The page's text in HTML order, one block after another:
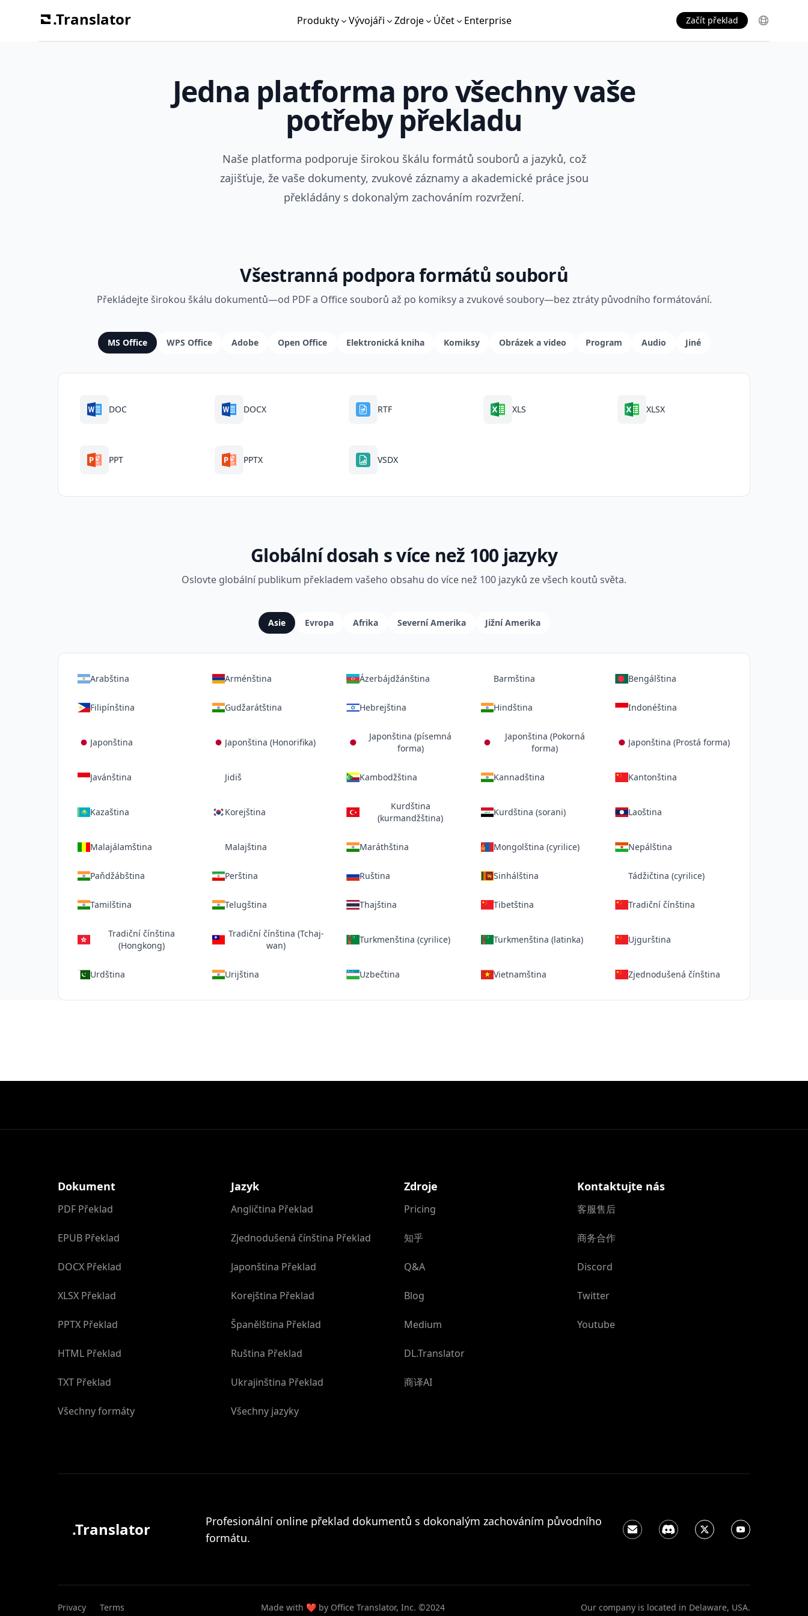
.Translator Produkty Vývojáři Zdroje Účet Enterprise Začít překlad
Jedna platforma pro všechny vaše
potřeby překladu
Naše platforma podporuje širokou škálu formátů souborů a jazyků, což
zajišťuje, že vaše dokumenty, zvukové záznamy a akademické práce jsou
překládány s dokonalým zachováním rozvržení.
Všestranná podpora formátů souborů
Překládejte širokou škálu dokumentů—od PDF a Office souborů až po komiksy a zvukové soubory—bez ztráty původního formátování.
MS Office WPS Office Adobe Open Office Elektronická kniha Komiksy Obrázek a video Program Audio Jiné
DOC DOCX RTF XLS XLSX
PPT PPTX VSDX
Globální dosah s více než 100 jazyky
Oslovte globální publikum překladem vašeho obsahu do více než 100 jazyků ze všech koutů světa.
Asie Evropa Afrika Severní Amerika Jižní Amerika
Arabština Arménština Ázerbájdžánština Barmština Bengálština
Filipínština Gudžarátština Hebrejština Hindština Indonéština
Japonština Japonština (Honorifika)
Japonština (písemná
forma)
Japonština (Pokorná
forma)
Japonština (Prostá forma)
Javánština Jidiš Kambodžština Kannadština Kantonština
Kazaština Korejština
Kurdština
(kurmandžština)
Kurdština (sorani) Laoština
Malajálamština Malajština Maráthština Mongolština (cyrilice) Nepálština
Paňdžábština Perština Ruština Sinhálština Tádžičtina (cyrilice)
Tamilština Telugština Thajština Tibetština Tradiční čínština
Tradiční čínština
(Hongkong)
Tradiční čínština (Tchaj-
wan)
Turkmenština (cyrilice) Turkmenština (latinka) Ujgurština
Urdština Urijština Uzbečtina Vietnamština Zjednodušená čínština
Dokument
PDF Překlad
EPUB Překlad
DOCX Překlad
XLSX Překlad
PPTX Překlad
HTML Překlad
TXT Překlad
Všechny formáty
Jazyk
Angličtina Překlad
Zjednodušená čínština Překlad
Japonština Překlad
Korejština Překlad
Španělština Překlad
Ruština Překlad
Ukrajinština Překlad
Všechny jazyky
Zdroje
Pricing
知乎
Q&A
Blog
Medium
DL.Translator
商译AI
Kontaktujte nás
客服售后
商务合作
Discord
Twitter
Youtube
.Translator
Profesionální online překlad dokumentů s dokonalým zachováním původního
formátu.
Privacy Terms Made with ❤️ by Office Translator, Inc. ©2024 Our company is located in Delaware, USA.